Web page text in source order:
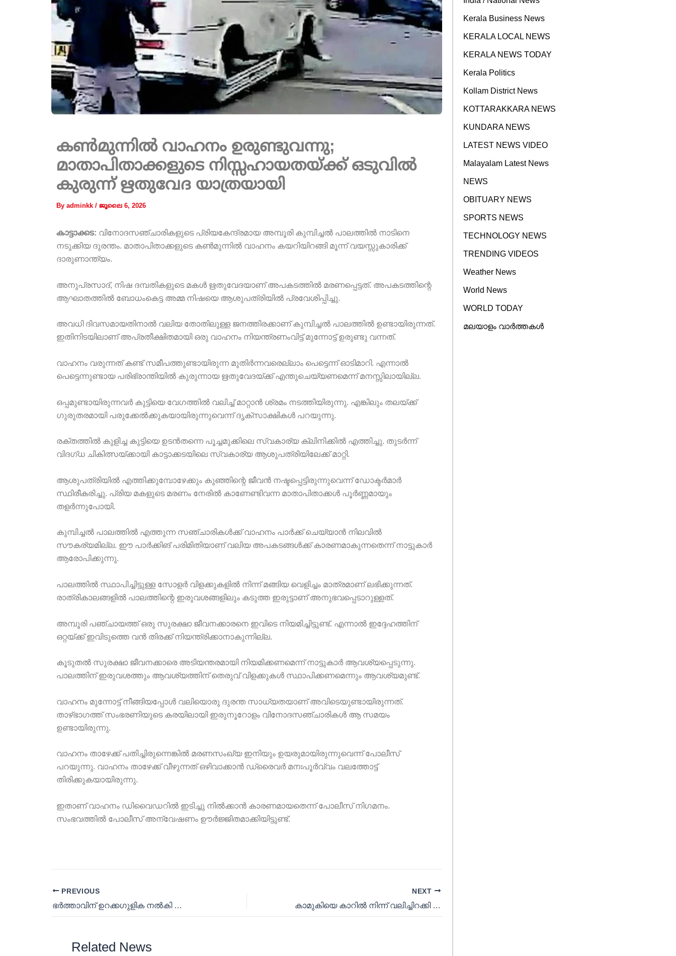
കൺമുന്നിൽ വാഹനം ഉരുണ്ടുവന്നു;
മാതാപിതാക്കളുടെ നിസ്സഹായതയ്ക്ക് ഒടുവിൽ
കുരുന്ന് ഋതുവേദ യാത്രയായി
By adminkk / ജൂലൈ 6, 2026
കാട്ടാക്കട: വിനോദസഞ്ചാരികളുടെ പ്രിയകേന്ദ്രമായ അമ്പൂരി കുമ്പിച്ചൽ പാലത്തിൽ നാടിനെ
നടുക്കിയ ദുരന്തം. മാതാപിതാക്കളുടെ കൺമുന്നിൽ വാഹനം കയറിയിറങ്ങി മൂന്ന് വയസ്സുകാരിക്ക്
ദാരുണാന്ത്യം.
അനുപ്രസാദ്, നിഷ ദമ്പതികളുടെ മകൾ ഋതുവേദയാണ് അപകടത്തിൽ മരണപ്പെട്ടത്. അപകടത്തിന്റെ
ആഘാതത്തിൽ ബോധംകെട്ട അമ്മ നിഷയെ ആശുപത്രിയിൽ പ്രവേശിപ്പിച്ചു.
അവധി ദിവസമായതിനാൽ വലിയ തോതിലുള്ള ജനത്തിരക്കാണ് കുമ്പിച്ചൽ പാലത്തിൽ ഉണ്ടായിരുന്നത്.
ഇതിനിടയിലാണ് അപ്രതീക്ഷിതമായി ഒരു വാഹനം നിയന്ത്രണംവിട്ട് മുന്നോട്ട് ഉരുണ്ടു വന്നത്.
വാഹനം വരുന്നത് കണ്ട് സമീപത്തുണ്ടായിരുന്ന മുതിർന്നവരെല്ലാം പെട്ടെന്ന് ഓടിമാറി. എന്നാൽ
പെട്ടെന്നുണ്ടായ പരിഭ്രാന്തിയിൽ കുരുന്നായ ഋതുവേദയ്ക്ക് എന്തുചെയ്യണമെന്ന് മനസ്സിലായില്ല.
ഒപ്പമുണ്ടായിരുന്നവർ കുട്ടിയെ വേഗത്തിൽ വലിച്ച് മാറ്റാൻ ശ്രമം നടത്തിയിരുന്നു. എങ്കിലും തലയ്ക്ക്
ഗുരുതരമായി പരുക്കേൽക്കുകയായിരുന്നുവെന്ന് ദൃക്സാക്ഷികൾ പറയുന്നു.
രക്തത്തിൽ കുളിച്ച കുട്ടിയെ ഉടൻതന്നെ പൂച്ചമുക്കിലെ സ്വകാര്യ ക്ലിനിക്കിൽ എത്തിച്ചു. തുടർന്ന്
വിദഗ്ധ ചികിത്സയ്ക്കായി കാട്ടാക്കടയിലെ സ്വകാര്യ ആശുപത്രിയിലേക്ക് മാറ്റി.
ആശുപത്രിയിൽ എത്തിക്കുമ്പോഴേക്കും കുഞ്ഞിന്റെ ജീവൻ നഷ്ടപ്പെട്ടിരുന്നുവെന്ന് ഡോക്ടർമാർ
സ്ഥിരീകരിച്ചു. പ്രിയ മകളുടെ മരണം നേരിൽ കാണേണ്ടിവന്ന മാതാപിതാക്കൾ പൂർണ്ണമായും
തളർന്നുപോയി.
കുമ്പിച്ചൽ പാലത്തിൽ എത്തുന്ന സഞ്ചാരികൾക്ക് വാഹനം പാർക്ക് ചെയ്യാൻ നിലവിൽ
സൗകര്യമില്ല. ഈ പാർക്കിങ് പരിമിതിയാണ് വലിയ അപകടങ്ങൾക്ക് കാരണമാകുന്നതെന്ന് നാട്ടുകാർ
ആരോപിക്കുന്നു.
പാലത്തിൽ സ്ഥാപിച്ചിട്ടുള്ള സോളർ വിളക്കുകളിൽ നിന്ന് മങ്ങിയ വെളിച്ചം മാത്രമാണ് ലഭിക്കുന്നത്.
രാത്രികാലങ്ങളിൽ പാലത്തിന്റെ ഇരുവശങ്ങളിലും കടുത്ത ഇരുട്ടാണ് അനുഭവപ്പെടാറുള്ളത്.
അമ്പൂരി പഞ്ചായത്ത് ഒരു സുരക്ഷാ ജീവനക്കാരനെ ഇവിടെ നിയമിച്ചിട്ടുണ്ട്. എന്നാൽ ഇദ്ദേഹത്തിന്
ഒറ്റയ്ക്ക് ഇവിടുത്തെ വൻ തിരക്ക് നിയന്ത്രിക്കാനാകുന്നില്ല.
കൂടുതൽ സുരക്ഷാ ജീവനക്കാരെ അടിയന്തരമായി നിയമിക്കണമെന്ന് നാട്ടുകാർ ആവശ്യപ്പെടുന്നു.
പാലത്തിന് ഇരുവശത്തും ആവശ്യത്തിന് തെരുവ് വിളക്കുകൾ സ്ഥാപിക്കണമെന്നും ആവശ്യമുണ്ട്.
വാഹനം മുന്നോട്ട് നീങ്ങിയപ്പോൾ വലിയൊരു ദുരന്ത സാധ്യതയാണ് അവിടെയുണ്ടായിരുന്നത്.
താഴ്ഭാഗത്ത് സംഭരണിയുടെ കരയിലായി ഇരുനൂറോളം വിനോദസഞ്ചാരികൾ ആ സമയം
ഉണ്ടായിരുന്നു.
വാഹനം താഴേക്ക് പതിച്ചിരുന്നെങ്കിൽ മരണസംഖ്യ ഇനിയും ഉയരുമായിരുന്നുവെന്ന് പോലീസ്
പറയുന്നു. വാഹനം താഴേക്ക് വീഴുന്നത് ഒഴിവാക്കാൻ ഡ്രൈവർ മനഃപൂർവ്വം വലത്തോട്ട്
തിരിക്കുകയായിരുന്നു.
ഇതാണ് വാഹനം ഡിവൈഡറിൽ ഇടിച്ചു നിൽക്കാൻ കാരണമായതെന്ന് പോലീസ് നിഗമനം.
സംഭവത്തിൽ പോലീസ് അന്വേഷണം ഊർജ്ജിതമാക്കിയിട്ടുണ്ട്.
PREVIOUS
ഭർത്താവിന് ഉറക്കഗുളിക നൽകി കൊന്ന് ശുചിമുറിയിൽ കുഴിച്ചുമൂടി; ആഗ്രയെ നടുക്കിയ കൊലപാതക കേസ് തെളിഞ്ഞതിങ്ങനെ
NEXT
കാമുകിയെ കാറിൽ നിന്ന് വലിച്ചിറക്കി ഇഷ്ടിക കൊണ്ട് തലയ്ക്കടിച്ചു; പ്രതി പിടിയിൽ
Related News
Kerala Business News
KERALA LOCAL NEWS
KERALA NEWS TODAY
Kerala Politics
Kollam District News
KOTTARAKKARA NEWS
KUNDARA NEWS
LATEST NEWS VIDEO
Malayalam Latest News
NEWS
OBITUARY NEWS
SPORTS NEWS
TECHNOLOGY NEWS
TRENDING VIDEOS
Weather News
World News
WORLD TODAY
മലയാളം വാർത്തകൾ